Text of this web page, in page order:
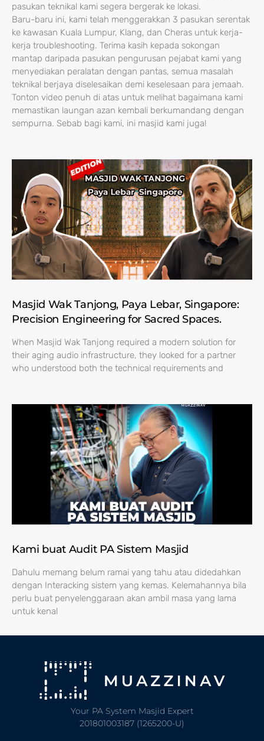
pasukan teknikal kami segera bergerak ke lokasi.
Baru-baru ini, kami telah menggerakkan 3 pasukan serentak
ke kawasan Kuala Lumpur, Klang, dan Cheras untuk kerja-
kerja troubleshooting. Terima kasih kepada sokongan
mantap daripada pasukan pengurusan pejabat kami yang
menyediakan peralatan dengan pantas, semua masalah
teknikal berjaya diselesaikan demi keselesaan para jemaah.
Tonton video penuh di atas untuk melihat bagaimana kami
memastikan laungan azan kembali berkumandang dengan
sempurna. Sebab bagi kami, ini masjid kami juga!
Masjid Wak Tanjong, Paya Lebar, Singapore:
Precision Engineering for Sacred Spaces.
When Masjid Wak Tanjong required a modern solution for
their aging audio infrastructure, they looked for a partner
who understood both the technical requirements and
Kami buat Audit PA Sistem Masjid
Dahulu memang belum ramai yang tahu atau didedahkan
dengan Interacking sistem yang kemas. Kelemahannya bila
perlu buat penyelenggaraan akan ambil masa yang lama
untuk kenal
Your PA System Masjid Expert
201801003187 (1265200-U)